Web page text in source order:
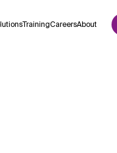
TrainingCareersAbout